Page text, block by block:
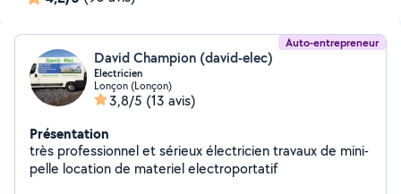
Auto-entrepreneur
David Champion (david-elec)
Electricien
Lonçon (Lonçon)
3,8/5 (13 avis)
Présentation
très professionnel et sérieux électricien travaux de mini-
pelle location de materiel electroportatif